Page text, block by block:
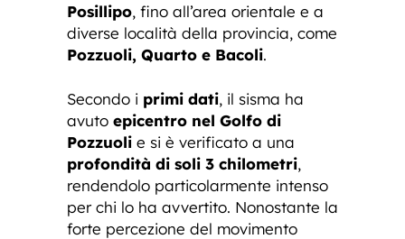
Posillipo, fino all’area orientale e a
diverse località della provincia, come
Pozzuoli, Quarto e Bacoli.
Secondo i primi dati, il sisma ha
avuto epicentro nel Golfo di
Pozzuoli e si è verificato a una
profondità di soli 3 chilometri,
rendendolo particolarmente intenso
per chi lo ha avvertito. Nonostante la
forte percezione del movimento